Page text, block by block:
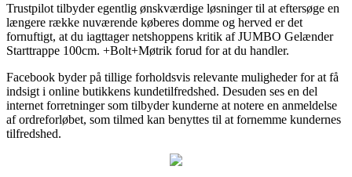
Trustpilot tilbyder egentlig ønskværdige løsninger til at eftersøge en
længere række nuværende køberes domme og herved er det
fornuftigt, at du iagttager netshoppens kritik af JUMBO Gelænder
Starttrappe 100cm. +Bolt+Møtrik forud for at du handler.
Facebook byder på tillige forholdsvis relevante muligheder for at få
indsigt i online butikkens kundetilfredshed. Desuden ses en del
internet forretninger som tilbyder kunderne at notere en anmeldelse
af ordreforløbet, som tilmed kan benyttes til at fornemme kundernes
tilfredshed.